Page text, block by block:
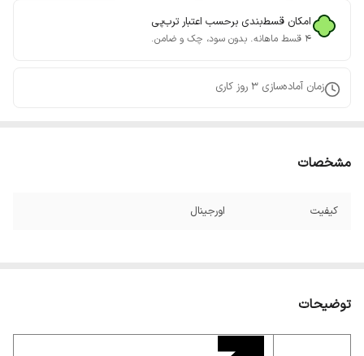
امکان قسط‌بندی برحسب اعتبار ترب‌پی
۴ قسط ماهانه. بدون سود، چک و ضامن.
زمان آماده‌سازی 3 روز کاری
مشخصات
کیفیت اورجینال
توضیحات